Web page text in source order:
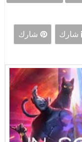
شارك شارك